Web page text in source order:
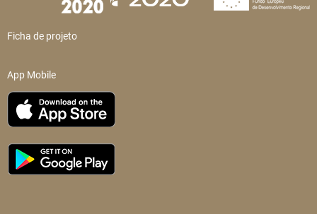
Ficha de projeto
App Mobile